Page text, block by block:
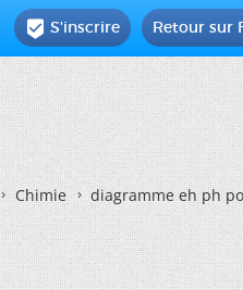
Retour sur
 S'inscrire
Chimie diagramme eh ph